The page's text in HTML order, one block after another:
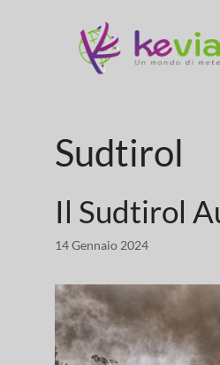
Sudtirol
Il Sudtirol
14 Gennaio 2024